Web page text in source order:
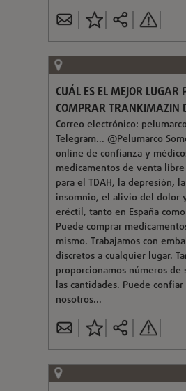
CUÁL ES EL MEJOR LUGAR
COMPRAR TRANKIMAZIN
Correo electrónico:
Telegram... @Pelumarco
online de confianza y
medicamentos de venta
para el TDAH, la depresión,
insomnio, el alivio del dolor
eréctil, tanto en España
Puede comprar
mismo. Trabajamos con
discretos a cualquier lugar.
proporcionamos números
las cantidades. Puede
nosotros...